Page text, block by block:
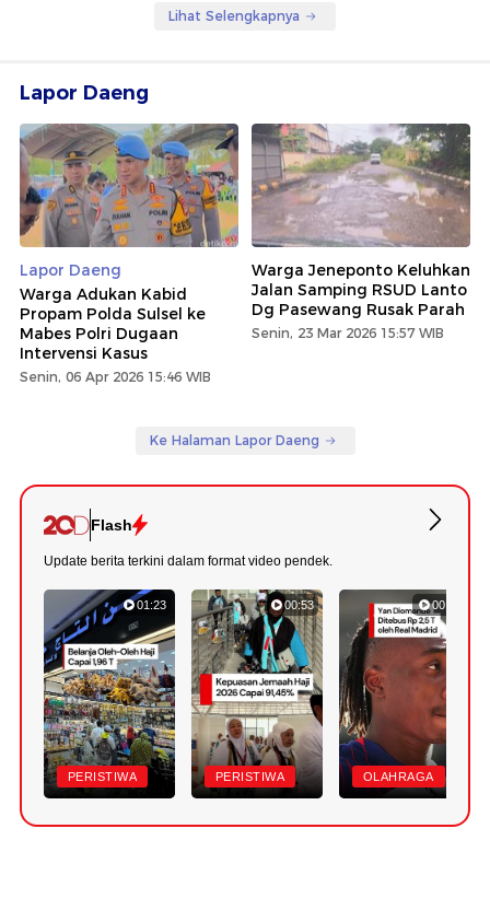
Lihat Selengkapnya
Lapor Daeng
Lapor Daeng
Warga Adukan Kabid
Propam Polda Sulsel ke
Mabes Polri Dugaan
Intervensi Kasus
Senin, 06 Apr 2026 15:46 WIB
Warga Jeneponto Keluhkan
Jalan Samping RSUD Lanto
Dg Pasewang Rusak Parah
Senin, 23 Mar 2026 15:57 WIB
Ke Halaman Lapor Daeng
Flash
Update berita terkini dalam format video pendek.
01:23
PERISTIWA
00:53
PERISTIWA
00:43
OLAHRAGA